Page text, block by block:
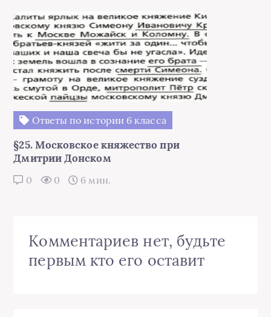
Ответы по истории 6 класса
§25. Московское княжество при
Дмитрии Донском
0 0 6 мин.
Комментариев нет, будьте
первым кто его оставит